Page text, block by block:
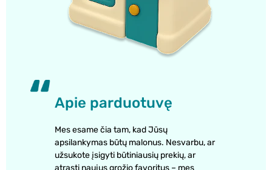
Apie parduotuvę
Mes esame čia tam, kad Jūsų
apsilankymas būtų malonus. Nesvarbu, ar
užsukote įsigyti būtiniausių prekių, ar
atrasti naujus grožio favoritus – mes